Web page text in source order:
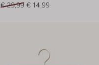
€ 29,99 € 14,99